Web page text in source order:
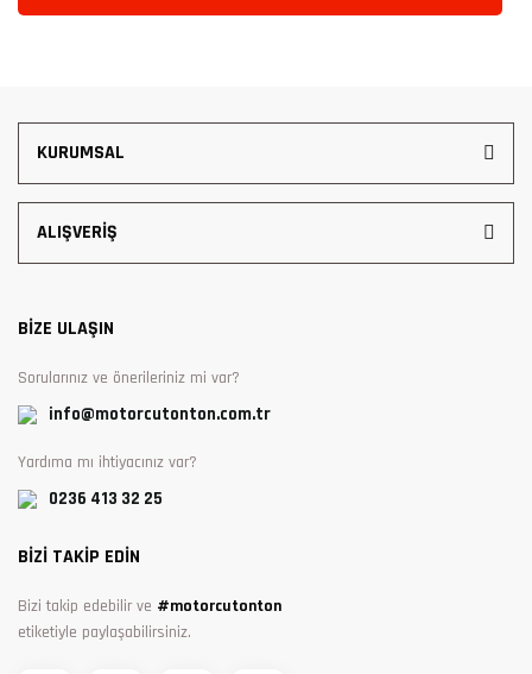
KURUMSAL
ALIŞVERİŞ
BİZE ULAŞIN
Sorularınız ve önerileriniz mi var?
info@motorcutonton.com.tr
Yardıma mı ihtiyacınız var?
0236 413 32 25
BİZİ TAKİP EDİN
Bizi takip edebilir ve #motorcutonton
etiketiyle paylaşabilirsiniz.